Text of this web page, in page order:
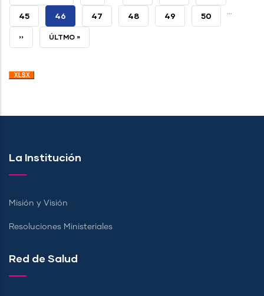
PÁGINA
ANTERIOR
PAGE
45
PÁGINA
ACTUAL
46 PAGE
47 PAGE
48 PAGE
49 PAGE
50 …
SIGUIENTE
›› ÚLTIMA
ÚLTMO »
La Institución
Misión y Visión
Resoluciones Ministeriales
Red de Salud